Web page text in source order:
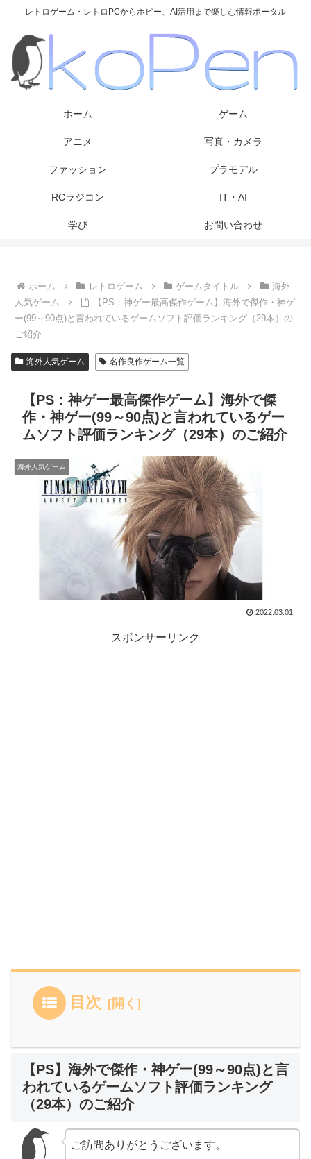
レトロゲーム・レトロPCからホビー、AI活用まで楽しむ情報ポータル
ホーム ゲーム
アニメ 写真・カメラ
ファッション プラモデル
RCラジコン IT・AI
学び お問い合わせ
ホーム レトロゲーム ゲームタイトル
海外
人気ゲーム
【PS：神ゲー最高傑作ゲーム】海外で傑作・神ゲ
ー(99～90点)と言われているゲームソフト評価ランキング（29本）の
ご紹介
海外人気ゲーム 名作良作ゲーム一覧
【PS：神ゲー最高傑作ゲーム】海外で傑
作・神ゲー(99～90点)と言われているゲー
ムソフト評価ランキング（29本）のご紹介
海外人気ゲーム
2022.03.01
スポンサーリンク
目次
【PS】海外で傑作・神ゲー(99～90点)と言
われているゲームソフト評価ランキング
（29本）のご紹介
ご訪問ありがとうございます。